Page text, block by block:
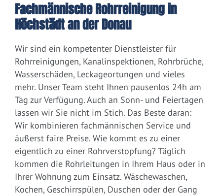
Fachmännische Rohrreinigung in
Höchstädt an der Donau
Wir sind ein kompetenter Dienstleister für
Rohrreinigungen, Kanalinspektionen, Rohrbrüche,
Wasserschäden, Leckageortungen und vieles
mehr. Unser Team steht Ihnen pausenlos 24h am
Tag zur Verfügung. Auch an Sonn- und Feiertagen
lassen wir Sie nicht im Stich. Das Beste daran:
Wir kombinieren fachmännischen Service und
äußerst faire Preise. Wie kommt es zu einer
eigentlich zu einer Rohrverstopfung? Täglich
kommen die Rohrleitungen in Ihrem Haus oder in
Ihrer Wohnung zum Einsatz. Wäschewaschen,
Kochen, Geschirrspülen, Duschen oder der Gang